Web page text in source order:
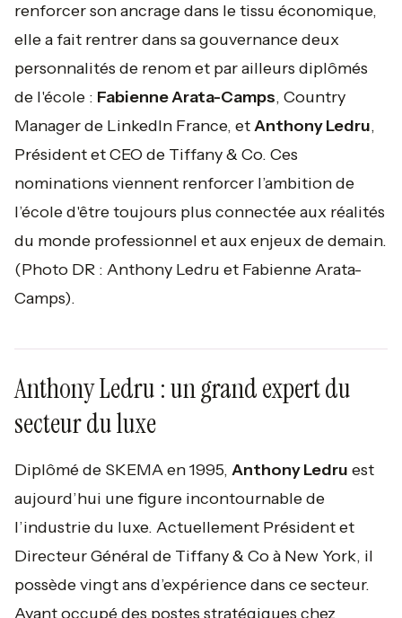
renforcer son ancrage dans le tissu économique,
elle a fait rentrer dans sa gouvernance deux
personnalités de renom et par ailleurs diplômés
de l'école : Fabienne Arata-Camps, Country
Manager de LinkedIn France, etAnthony Ledru,
Président et CEO de Tiffany & Co. Ces
nominations viennent renforcer l’ambition de
l’école d'être toujours plus connectée aux réalités
du monde professionnel et aux enjeux de demain.
(Photo DR : Anthony Ledru et Fabienne Arata-
Camps).
Anthony Ledru : un grand expert du
secteur du luxe
Diplômé de SKEMA en 1995, Anthony Ledru est
aujourd’hui une figure incontournable de
l’industrie du luxe. Actuellement Président et
Directeur Général de Tiffany & Co à New York, il
possède vingt ans d’expérience dans ce secteur.
Ayant occupé des postes stratégiques chez